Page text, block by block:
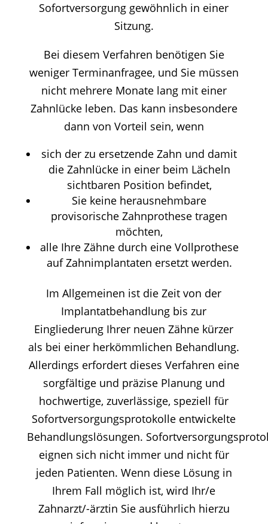
Sofortversorgung gewöhnlich in einer
Sitzung.
Bei diesem Verfahren benötigen Sie
weniger Terminanfragee, und Sie müssen
nicht mehrere Monate lang mit einer
Zahnlücke leben. Das kann insbesondere
dann von Vorteil sein, wenn
sich der zu ersetzende Zahn und damit
die Zahnlücke in einer beim Lächeln
sichtbaren Position befindet,
Sie keine herausnehmbare
provisorische Zahnprothese tragen
möchten,
alle Ihre Zähne durch eine Vollprothese
auf Zahnimplantaten ersetzt werden.
Im Allgemeinen ist die Zeit von der
Implantatbehandlung bis zur
Eingliederung Ihrer neuen Zähne kürzer
als bei einer herkömmlichen Behandlung.
Allerdings erfordert dieses Verfahren eine
sorgfältige und präzise Planung und
hochwertige, zuverlässige, speziell für
Sofortversorgungsprotokolle entwickelte
Behandlungslösungen.
eignen sich nicht immer und nicht für
jeden Patienten. Wenn diese Lösung in
Ihrem Fall möglich ist, wird Ihr/e
Zahnarzt/-ärztin Sie ausführlich hierzu